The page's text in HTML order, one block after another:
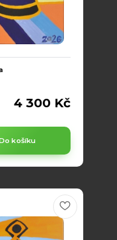
4 300 Kč
košíku